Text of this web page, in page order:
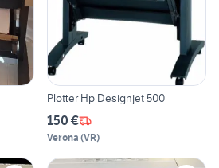
Plotter Hp Designjet 500
150 €
Verona (VR)